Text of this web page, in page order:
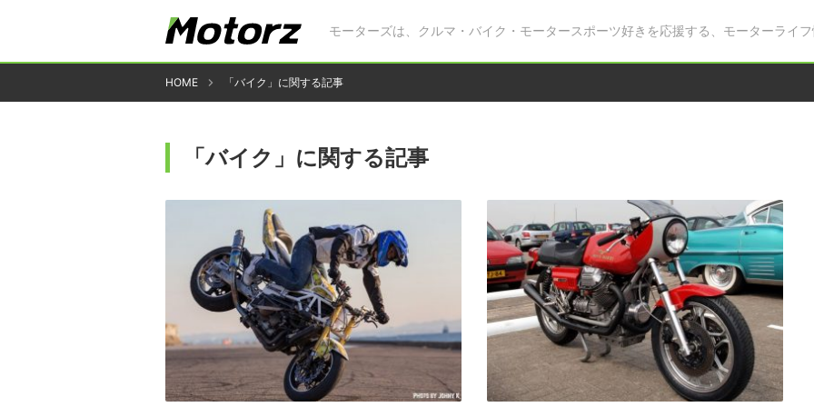
モーターズは、クルマ・バイク・モータースポーツ好きを応援する、モーターライフ
HOME 「バイク」に関する記事
「バイク」に関する記事